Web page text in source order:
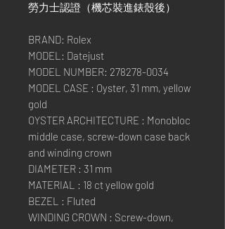
勞力士認證（機芯裝進錶殼後）
BRAND: Rolex
MODEL: Datejust
MODEL NUMBER: 278278-0034
MODEL CASE : Oyster, 31 mm, yellow
gold
OYSTER ARCHITECTURE : Monobloc
middle case, screw-down case back
and winding crown
DIAMETER : 31 mm
MATERIAL : 18 ct yellow gold
BEZEL : Fluted
WINDING CROWN : Screw-down,